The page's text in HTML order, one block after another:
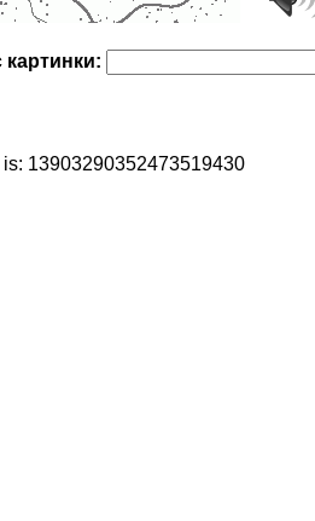
картинки:
is: 13903290352473519430